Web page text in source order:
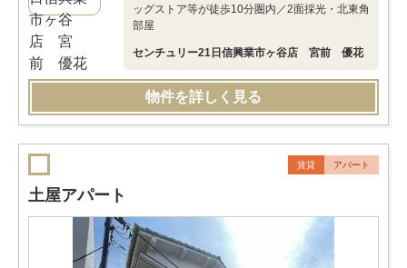
ッグストア等が徒歩10分圏内／2面採光・北東角
部屋
センチュリー21日信興業市ヶ谷店 宮前 優花
物件を詳しく見る
賃貸 アパート
土屋アパート